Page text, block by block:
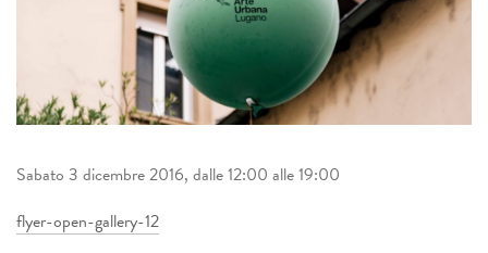
Sabato 3 dicembre 2016, dalle 12:00 alle 19:00
flyer-open-gallery-12